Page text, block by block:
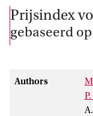
Prijsindex
gebaseerd
Authors